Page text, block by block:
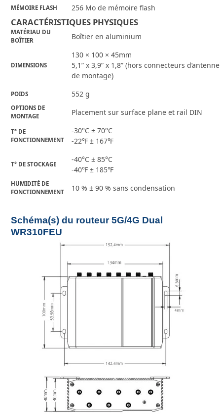
MÉMOIRE FLASH 256 Mo de mémoire flash
CARACTÉRISTIQUES PHYSIQUES
MATÉRIAU DU
BOÎTIER
Boîtier en aluminium
DIMENSIONS
130 × 100 × 45mm
5,1” x 3,9” x 1,8” (hors connecteurs
de montage)
POIDS 552 g
OPTIONS DE
MONTAGE
Placement sur surface plane et rail DIN
T° DE
FONCTIONNEMENT
-30°C ± 70°C
-22℉ ± 167℉
T° DE STOCKAGE
-40°C ± 85°C
-40℉ ± 185℉
HUMIDITÉ DE
FONCTIONNEMENT
10 % ± 90 % sans condensation
Schéma(s) du routeur 5G/4G Dual
WR310FEU